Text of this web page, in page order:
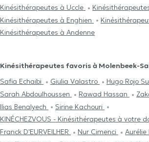
Kinésithérapeutes à Uccle
Kinésithérapeutes à Enghien
Kinésithérapeutes à Andenne
Kinésithérapeutes favoris à Molenbeek-
Safia Echaibi
Giulia Valastro
Hugo Rojo
Sarah Abdoulhoussen
Rawad Hassan
Ilias Benalyech
Sirine Kachouri
KINÉCHEZVOUS - Kinésithérapeutes à votre
Franck D'EURVEILHER
Nur Cimenci
Aurélie